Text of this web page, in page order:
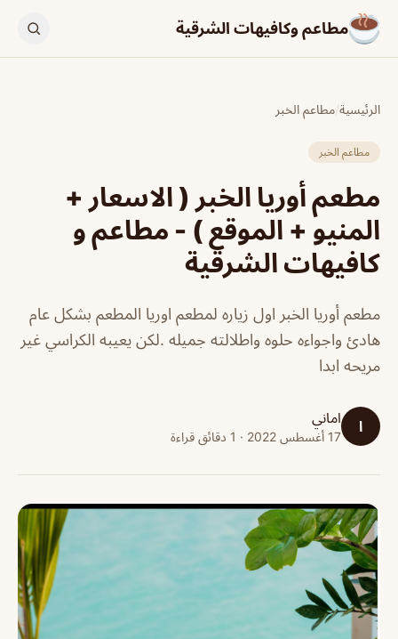
مطاعم وكافيهات الشرقية
الرئيسية/مطاعم الخبر
مطاعم الخبر
مطعم أوريا الخبر ( الاسعار +
المنيو + الموقع ) - مطاعم و
كافيهات الشرقية
مطعم أوريا الخبر اول زياره لمطعم اوريا المطعم بشكل عام
هادئ واجواءه حلوه واطلالته جميله .لكن يعيبه الكراسي غير
مريحه ابدا
ا اماني
17 أغسطس 2022 · 1 دقائق قراءة